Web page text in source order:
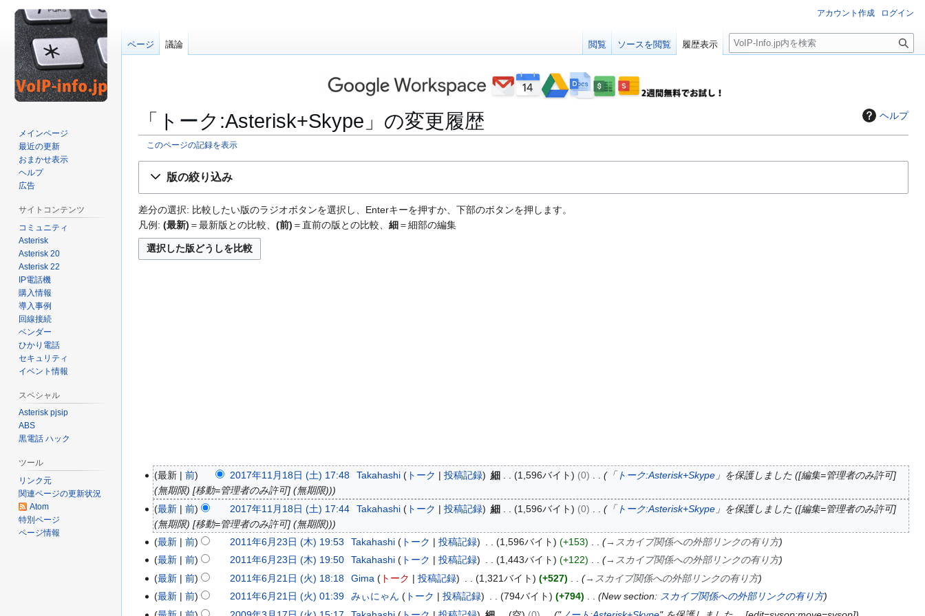
ヘルプ
「トーク:Asterisk+Skype」の変更履歴
このページの記録を表示
ー
シ
ョ
ン
移
動
版の絞り込み
差分の選択: 比較したい版のラジオボタンを選択し、Enterキーを押すか、下部のボタンを押します。
凡例: (最新) ＝最新版との比較、 (前) ＝直前の版との比較、 細＝細部の編集
月
最新 前 2017年11月18日 (土) 17:48 Takahashi トーク 投稿記録 細 1,596バイト 0 「トーク:Asterisk+Skype」を保護しました ([編集=管理者のみ許可]
(無期限) [移動=管理者のみ許可] (無期限))
最新
前 2017年11月18日 (土) 17:44 Takahashi トーク 投稿記録 細 1,596バイト 0 「トーク:Asterisk+Skype」を保護しました ([編集=管理者のみ許可]
(無期限) [移動=管理者のみ許可] (無期限))
最新 前 2011年6月23日 (木) 19:53 Takahashi トーク 投稿記録 1,596バイト +153 → スカイプ関係への外部リンクの有り方
最新
前 2011年6月23日 (木) 19:50 Takahashi トーク 投稿記録 1,443バイト +122 → スカイプ関係への外部リンクの有り方
最新 前 2011年6月21日 (火) 18:18 Gima トーク 投稿記録 1,321バイト +527 → スカイプ関係への外部リンクの有り方
最新
前 2011年6月21日 (火) 01:39 みぃにゃん トーク 投稿記録 794バイト +794 New section: スカイプ関係への外部リンクの有り方
アカウント作成 ログイン
ページ 議論 閲覧 ソースを閲覧 履歴表示
検
索
メインページ
最近の更新
おまかせ表示
ヘルプ
広告
サイトコンテンツ
コミュニティ
Asterisk
Asterisk 20
Asterisk 22
IP電話機
購入情報
導入事例
回線接続
ベンダー
ひかり電話
セキュリティ
イベント情報
スペシャル
Asterisk pjsip
ABS
黒電話 ハック
ツール
リンク元
関連ページの更新状況
Atom
特別ページ
ページ情報